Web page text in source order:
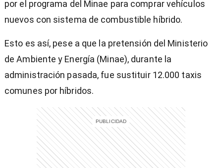
por el programa del Minae para comprar vehículos
nuevos con sistema de combustible híbrido.
Esto es así, pese a que la pretensión del Ministerio
de Ambiente y Energía (Minae), durante la
administración pasada, fue sustituir 12.000 taxis
comunes por híbridos.